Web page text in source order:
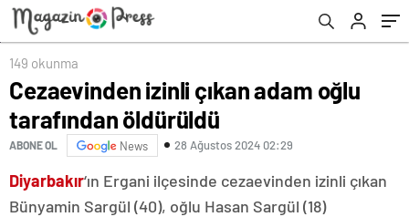
149 okunma
Cezaevinden izinli çıkan adam oğlu
tarafından öldürüldü
ABONE OL News 28 Ağustos 2024 02:29
Diyarbakır‘ın Ergani ilçesinde cezaevinden izinli çıkan
Bünyamin Sargül (40), oğlu Hasan Sargül (18)